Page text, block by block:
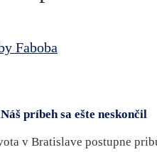
Faboba
príbeh sa ešte neskončil
v Bratislave postupne